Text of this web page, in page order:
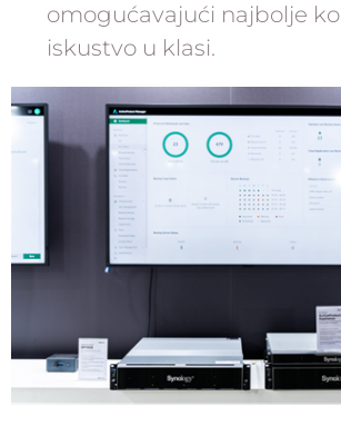
omogućavajući najbolje
iskustvo u klasi.